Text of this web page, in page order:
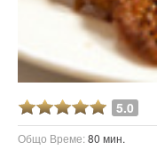
5.0
Общо Време:80 мин.